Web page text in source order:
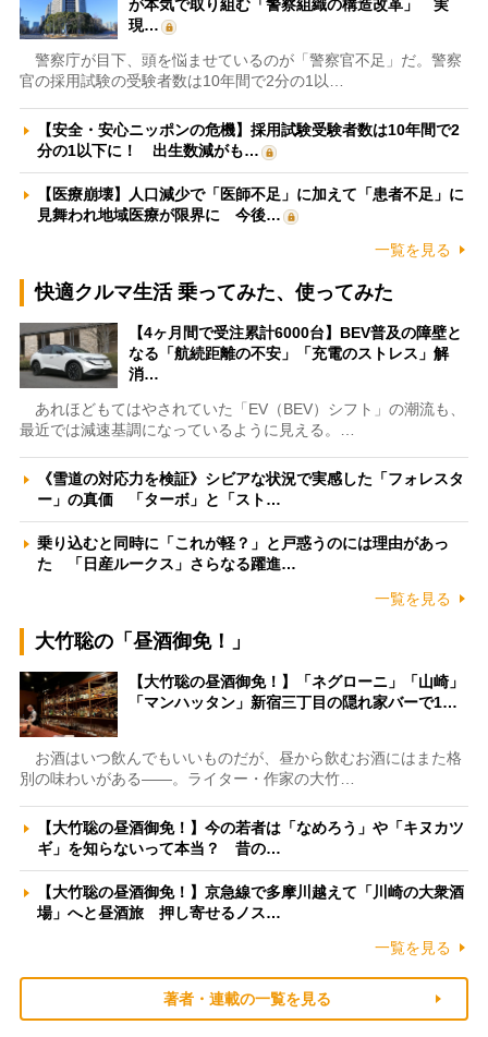
が本気で取り組む「警察組織の構造改革」 実
現…
警察庁が目下、頭を悩ませているのが「警察官不足」だ。警察
官の採用試験の受験者数は10年間で2分の1以…
【安全・安心ニッポンの危機】採用試験受験者数は10年間で2
分の1以下に！ 出生数減がも…
【医療崩壊】人口減少で「医師不足」に加えて「患者不足」に
見舞われ地域医療が限界に 今後…
一覧を見る
快適クルマ生活 乗ってみた、使ってみた
【4ヶ月間で受注累計6000台】BEV普及の障壁と
なる「航続距離の不安」「充電のストレス」解
消…
あれほどもてはやされていた「EV（BEV）シフト」の潮流も、
最近では減速基調になっているように見える。…
《雪道の対応力を検証》シビアな状況で実感した「フォレスタ
ー」の真価 「ターボ」と「スト…
乗り込むと同時に「これが軽？」と戸惑うのには理由があっ
た 「日産ルークス」さらなる躍進…
一覧を見る
大竹聡の「昼酒御免！」
【大竹聡の昼酒御免！】「ネグローニ」「山崎」
「マンハッタン」新宿三丁目の隠れ家バーで1…
お酒はいつ飲んでもいいものだが、昼から飲むお酒にはまた格
別の味わいがある――。ライター・作家の大竹…
【大竹聡の昼酒御免！】今の若者は「なめろう」や「キヌカツ
ギ」を知らないって本当？ 昔の…
【大竹聡の昼酒御免！】京急線で多摩川越えて「川崎の大衆酒
場」へと昼酒旅 押し寄せるノス…
一覧を見る
著者・連載の一覧を見る